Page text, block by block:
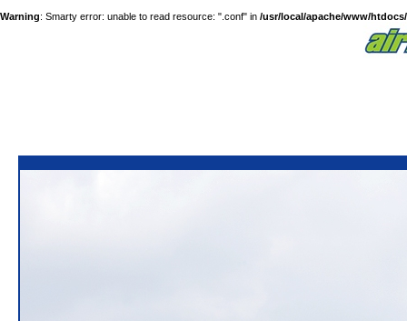
Warning: Smarty error: unable to read resource: ".conf" in /usr/local/apache/www/